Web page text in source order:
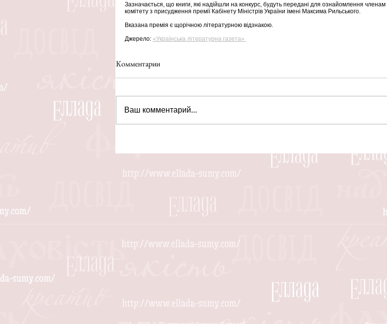
Зазначається, що книги, які надійшли на конкурс, будуть передані для ознайомлення членам
комітету з присудження премії Кабінету Міністрів України імені Максима Рильського.
Вказана премія є щорічною літературною відзнакою.
Джерело: «Українська літературна газета»
Комментарии
Ваш комментарий...